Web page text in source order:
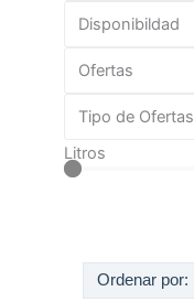
Disponibildad
Ofertas
Tipo de Ofertas
Litros